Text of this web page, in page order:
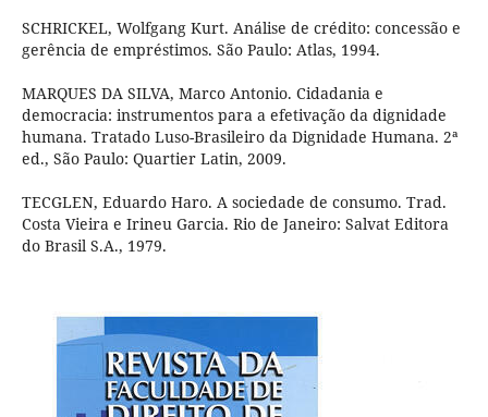
SCHRICKEL, Wolfgang Kurt. Análise de crédito: concessão e
gerência de empréstimos. São Paulo: Atlas, 1994.
MARQUES DA SILVA, Marco Antonio. Cidadania e
democracia: instrumentos para a efetivação da dignidade
humana. Tratado Luso-Brasileiro da Dignidade Humana. 2ª
ed., São Paulo: Quartier Latin, 2009.
TECGLEN, Eduardo Haro. A sociedade de consumo. Trad.
Costa Vieira e Irineu Garcia. Rio de Janeiro: Salvat Editora
do Brasil S.A., 1979.